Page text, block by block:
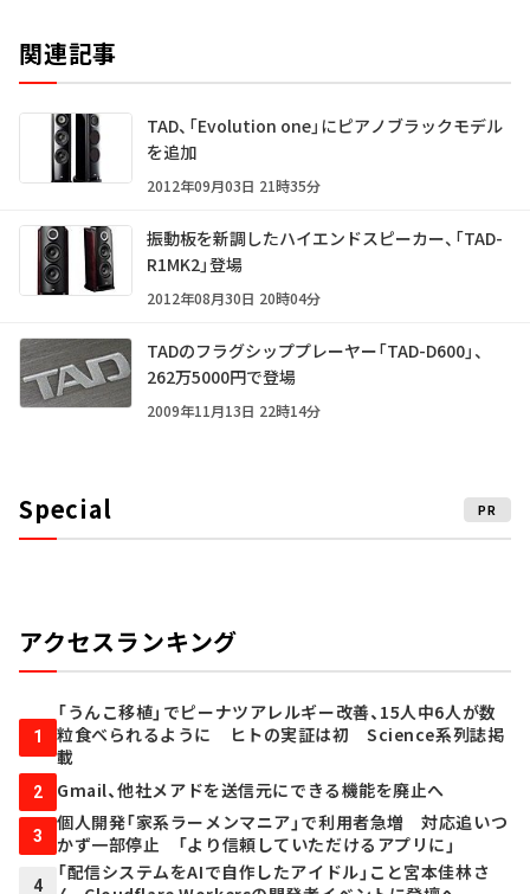
関連記事
TAD、「Evolution one」にピアノブラックモデル
を追加
2012年09月03日 21時35分
振動板を新調したハイエンドスピーカー、「TAD-
R1MK2」登場
2012年08月30日 20時04分
TADのフラグシッププレーヤー「TAD-D600」、
262万5000円で登場
2009年11月13日 22時14分
Special PR
アクセスランキング
1
「うんこ移植」でピーナツアレルギー改善、15人中6人が数
粒食べられるように ヒトの実証は初 Science系列誌掲
載
2 Gmail、他社メアドを送信元にできる機能を廃止へ
3
個人開発「家系ラーメンマニア」で利用者急増 対応追いつ
かず一部停止 「より信頼していただけるアプリに」
4
「配信システムをAIで自作したアイドル」こと宮本佳林さ